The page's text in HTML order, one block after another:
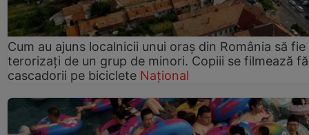
Cum au ajuns localnicii unui oraș din România să fie
terorizați de un grup de minori. Copiii se filmează
cascadorii pe biciclete Național